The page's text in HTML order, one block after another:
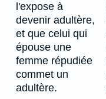
l'expose à
devenir adultère,
et que celui qui
épouse une
femme répudiée
commet un
adultère.